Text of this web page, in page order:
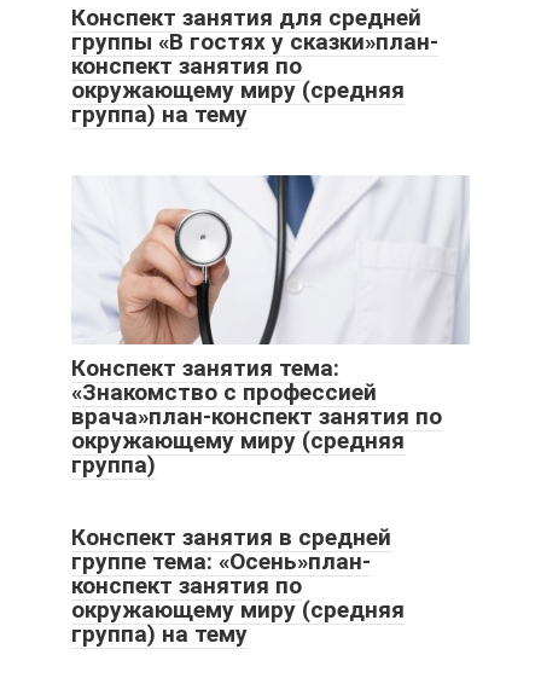
Конспект занятия для средней
группы «В гостях у сказки»план-
конспект занятия по
окружающему миру (средняя
группа) на тему
Конспект занятия тема:
«Знакомство с профессией
врача»план-конспект занятия по
окружающему миру (средняя
группа)
Конспект занятия в средней
группе тема: «Осень»план-
конспект занятия по
окружающему миру (средняя
группа) на тему